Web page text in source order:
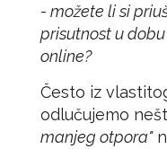
- možete li si
prisutnost u
online?
Često iz
odlučujemo
manjeg otpora"